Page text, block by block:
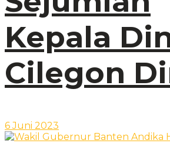
Kepala
Cilegon
6 Juni 2023